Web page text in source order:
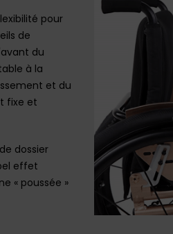
pour
de
du
à la
et du
fixe et
dossier
effet
« poussée »